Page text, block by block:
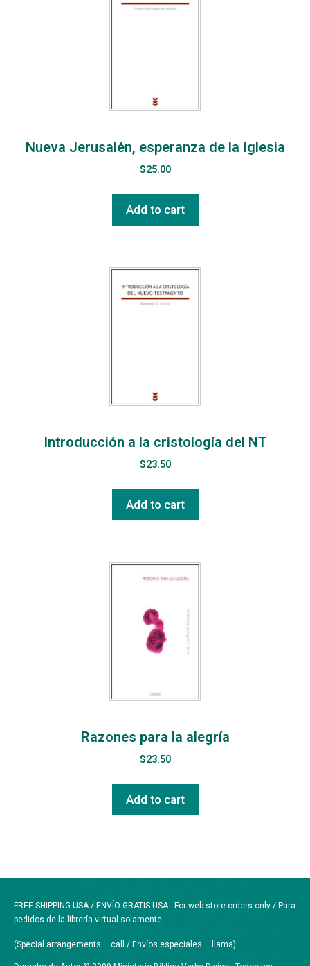
Nueva Jerusalén, esperanza de la Iglesia
$25.00
Add to cart
Introducción a la cristología del NT
$23.50
Add to cart
Razones para la alegría
$23.50
Add to cart
FREE SHIPPING USA / ENVÍO GRATIS USA - For web-store orders only / Para
pedidos de la librería virtual solamente
(Special arrangements – call / Envíos especiales – llama)